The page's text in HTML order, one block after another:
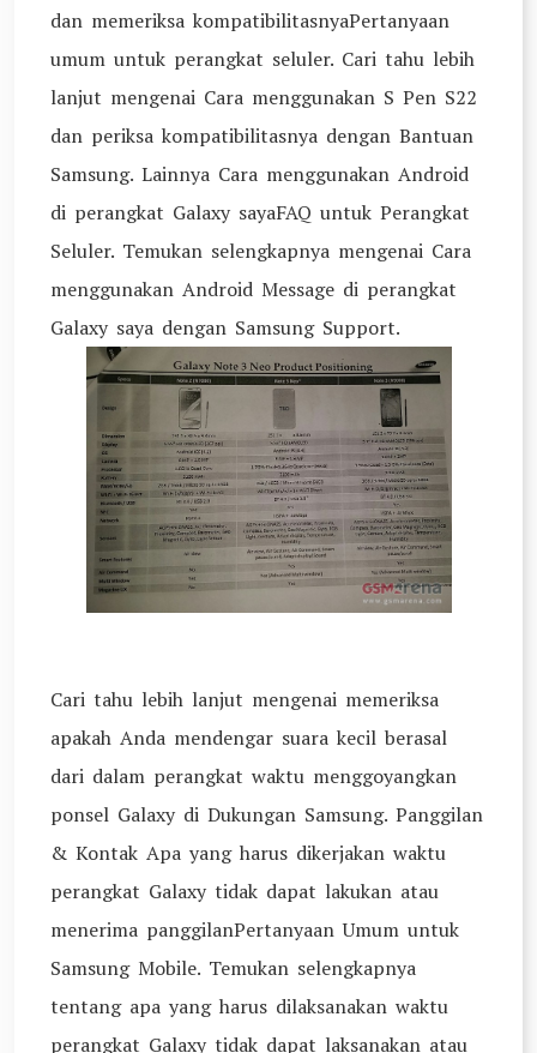
dan memeriksa kompatibilitasnyaPertanyaan
umum untuk perangkat seluler. Cari tahu lebih
lanjut mengenai Cara menggunakan S Pen S22
dan periksa kompatibilitasnya dengan Bantuan
Samsung. Lainnya Cara menggunakan Android
di perangkat Galaxy sayaFAQ untuk Perangkat
Seluler. Temukan selengkapnya mengenai Cara
menggunakan Android Message di perangkat
Galaxy saya dengan Samsung Support.
Cari tahu lebih lanjut mengenai memeriksa
apakah Anda mendengar suara kecil berasal
dari dalam perangkat waktu menggoyangkan
ponsel Galaxy di Dukungan Samsung. Panggilan
& Kontak Apa yang harus dikerjakan waktu
perangkat Galaxy tidak dapat lakukan atau
menerima panggilanPertanyaan Umum untuk
Samsung Mobile. Temukan selengkapnya
tentang apa yang harus dilaksanakan waktu
perangkat Galaxy tidak dapat laksanakan atau